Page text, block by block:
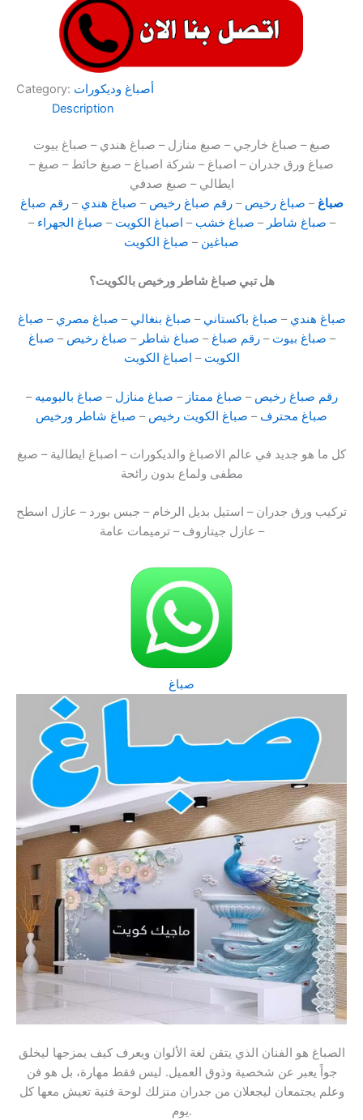
Category: أصباغ وديكورات
Description
صبغ – صباغ خارجي – صبغ منازل – صباغ هندي – صباغ ييوت
– صباغ ورق جدران – اصباغ – شركة اصباغ – صبغ حائط – صبغ
ايطالي – صبغ صدفي
صباغ– صباغ رخيص –رقم صباغ رخيص – صباغ هندي –رقم صباغ
– صباغ شاطر – صباغ خشب – اصباغ الكويت – صباغ الجهراء –
صباغين – صباغ الكويت
هل تبي صباغ شاطر ورخيص بالكويت؟
صباغ هندي – صباغ باكستاني – صباغ بنغالي – صباغ مصري – صباغ
– صباغ بيوت –رقم صباغ – صباغ شاطر – صباغ رخيص – صباغ
الكويت – اصباغ الكويت
رقم صباغ رخيص – صباغ ممتاز – صباغ منازل – صباغ باليوميه –
صباغ محترف – صباغ الكويت رخيص – صباغ شاطر ورخيص
كل ما هو جديد في عالم الاصباغ والديكورات – اصباغ ايطالية – صبغ
مطفى ولماع بدون رائحة
تركيب ورق جدران – استيل بديل الرخام – جبس بورد – عازل اسطح
– عازل جيتاروف – ترميمات عامة
صباغ
الصباغ هو الفنان الذي يتقن لغة الألوان ويعرف كيف يمزجها ليخلق
جواً يعبر عن شخصية وذوق العميل. ليس فقط مهارة، بل هو فن
وعلم يجتمعان ليجعلان من جدران منزلك لوحة فنية تعيش معها كل
يوم.